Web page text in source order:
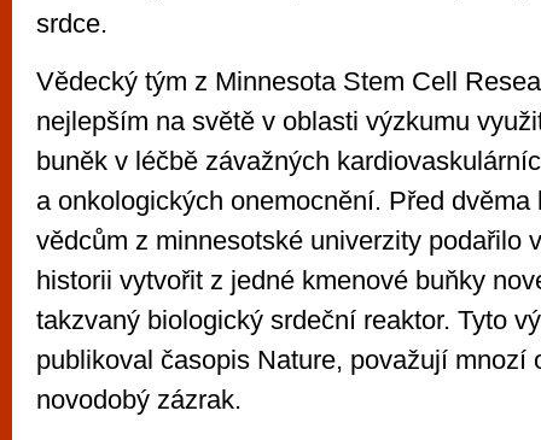
srdce.
Vědecký tým z Minnesota Stem Cell
nejlepším na světě v oblasti výzkumu
buněk v léčbě závažných
a onkologických onemocnění. Před dvěma
vědcům z minnesotské univerzity podařilo
historii vytvořit z jedné kmenové buňky
takzvaný biologický srdeční reaktor. Tyto
publikoval časopis Nature, považují mnozí
novodobý zázrak.